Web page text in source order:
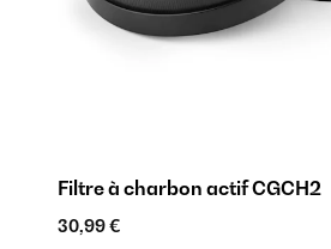
Filtre à charbon actif CGCH2
30,99 €